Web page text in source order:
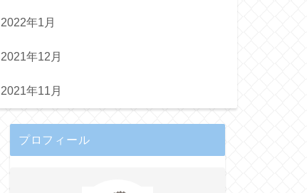
2022年1月
2021年12月
2021年11月
プロフィール